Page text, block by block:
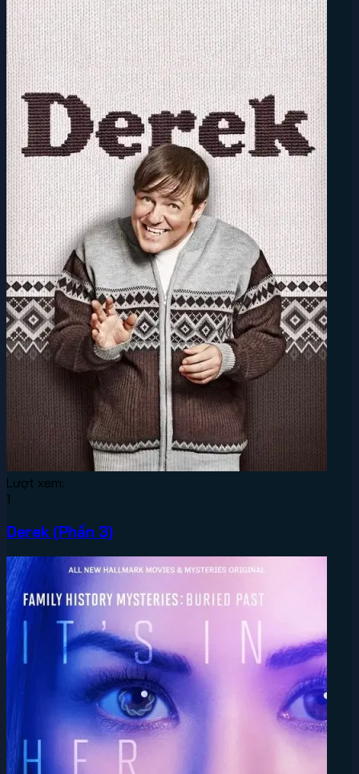
Lượt xem:
1
Derek (Phần 3)